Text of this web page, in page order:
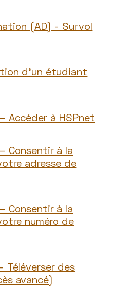
(AD) - Survol
d’un étudiant
Accéder à HSPnet
Consentir à la
adresse de
Consentir à la
numéro de
Téléverser des
avancé)